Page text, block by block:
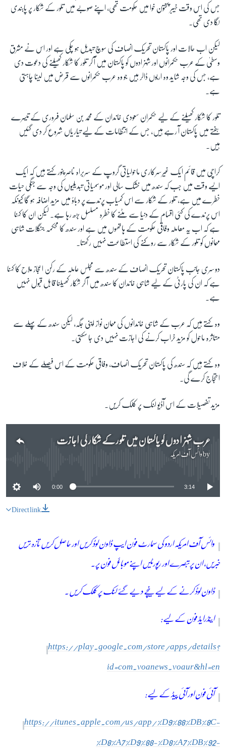
جس کی اس وقت خیبر پختون خوا میں حکومت تھی، اپنے صوبے میں تلور کے شکار پر پابندی
لگا دی تھی۔
لیکن اب حالات اور پاکستان تحریک انصاف کی سوچ تبدیل ہو چکی ہے اور اس نے مشرق
وسطیٰ کے عرب حکمرانوں اور شہزادوں کو پاکستان میں آ کر تلور کا شکار کھیلنے کی دعوت دی
ہے، جس کی وجہ شاید وہ اربوں ڈالر ہیں جو وہ عرب حکمرانوں سے قرض میں لینا چاہتی
ہے۔
تلور کا شکار کھیلنے کے لیے حکمران سعودی خاندان کے محمد بن سلمان فروری کے تیسرے
ہفتے میں پاکستان آ رہے ہیں، جس کے انتظامات کے لیے تیاریاں شروع کر دی گئیں
ہیں۔
کراچی میں قائم ایک غیرسرکاری ماحولیاتی گروپ کے سربراہ ناصر پنور کہتے ہیں کہ ایک
ایسے وقت میں جب کہ سندھ میں خشک سالی اور موسمیاتی تبدیلیوں کی وجہ سے جنگی حیات
خطرے میں ہے، تلور کے شکار سے اس کمیاب پرندے پر دباؤ میں مزید اضافہ ہو گا کیونکہ
اس پرندے کی کئی اقسام کے دنیا سے مٹنے کا خطرہ مسلسل بڑھ رہا ہے۔ لیکن ان کا کہنا
ہے کہ اب یہ معاملہ وفاقی حکومت کے ہاتھوں میں ہے اور سندھ کا محکمہ جنگلات شاہی
مہمانوں کو تلور کے شکار سے روکنے کی استطاعت نہیں رکھتا۔
دوسری جانب پاکستان تحریک انصاف کے سندھ سے مجلس عاملہ کے رکن اعجاز ملاح کا کہنا
ہے کہ ان کی پارٹی کے لیے شاہی خاندان کا سندھ میں آ کر شکار کھیلنا قابل قبول نہیں
ہے۔
وہ کہتے ہیں کہ عرب کے شاہی خاندانوں کی مہمان نواز اپنی جگہ، لیکن سندھ کے پہلے سے
متاثرہ ماحول کو مزید خراب کرنے کی اجازت نہیں دی جا سکتی۔
وہ کہتے ہیں کہ سندھ کی پاکستان تحریک انصاف، وفاقی حکومت کے اس فیصلے کے خلاف
احتجاج کرے گی۔
مزید تفصیلات کے اس آڈٰیو لنک پر کلک کریں۔
عرب شہزادوں کو پاکستان میں تلور کے شکار کی اجازت
byوائس آف امریکہ
0:00 3:14
Direct link
وائس آف امریکہ اردو کی سمارٹ فون ایپ ڈاون لوڈ کریں اور حاصل کریں تازہ تریں
خبریں، ان پر تبصرے اور رپورٹیں اپنے موبائل فون پر۔
ڈاون لوڈ کرنے کے لیے نیچے دیے گئے لنک پر کلک کریں۔
اینڈرایڈ فون کے لیے:
https://play.google.com/store/apps/details?
id=com.voanews.voaur&hl=en
آئی فون اور آئی پیڈ کے لیے:
https://itunes.apple.com/us/app/%D9%88%DB%8C-
%D8%A7%D9%88-%D8%A7%DB%92-